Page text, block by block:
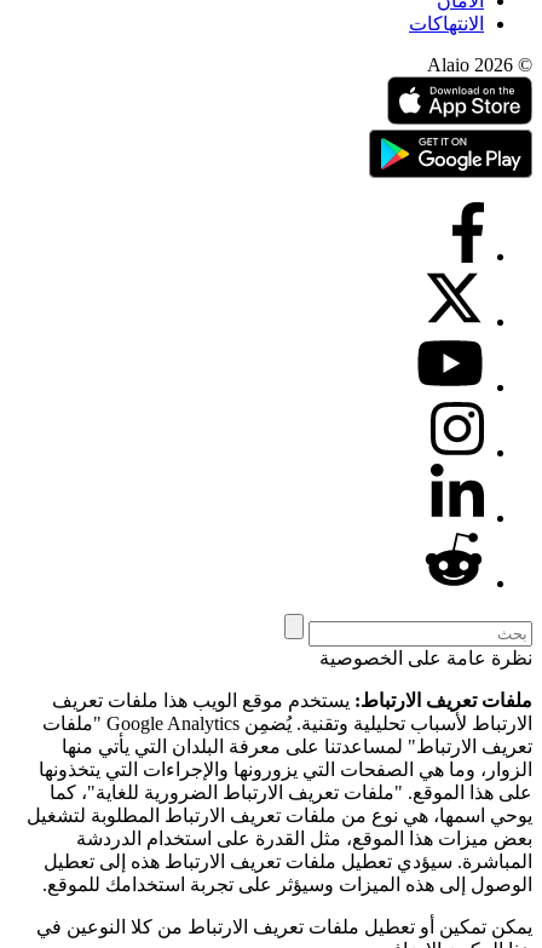
الانتهاكات
© 2026 Alaio
نظرة عامة على الخصوصية
ملفات تعريف الارتباط: يستخدم موقع الويب هذا ملفات تعريف
الارتباط لأسباب تحليلية وتقنية. يُضمِن Google Analytics "ملفات
تعريف الارتباط" لمساعدتنا على معرفة البلدان التي يأتي منها
الزوار، وما هي الصفحات التي يزورونها والإجراءات التي يتخذونها
على هذا الموقع. "ملفات تعريف الارتباط الضرورية للغاية"، كما
يوحي اسمها، هي نوع من ملفات تعريف الارتباط المطلوبة لتشغيل
بعض ميزات هذا الموقع، مثل القدرة على استخدام الدردشة
المباشرة. سيؤدي تعطيل ملفات تعريف الارتباط هذه إلى تعطيل
الوصول إلى هذه الميزات وسيؤثر على تجربة استخدامك للموقع.
يمكن تمكين أو تعطيل ملفات تعريف الارتباط من كلا النوعين في